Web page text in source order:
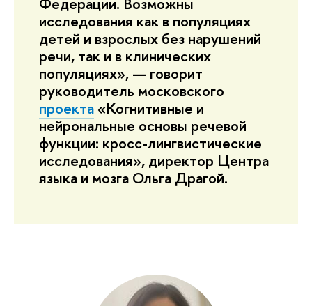
Федерации. Возможны
исследования как в популяциях
детей и взрослых без нарушений
речи, так и в клинических
популяциях», — говорит
руководитель московского
проекта «Когнитивные и
нейрональные основы речевой
функции: кросс-лингвистические
исследования», директор Центра
языка и мозга Ольга Драгой.